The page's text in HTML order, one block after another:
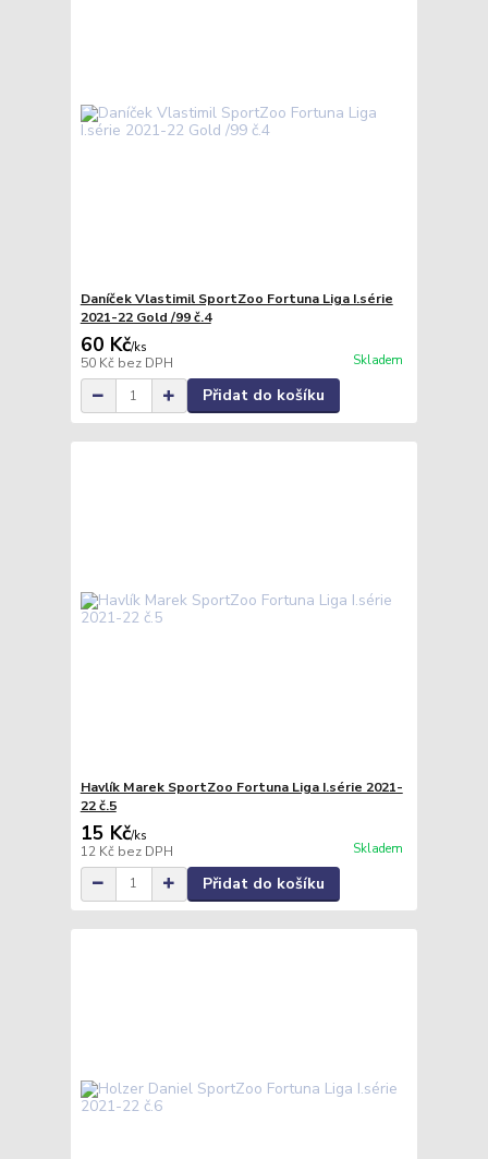
Daníček Vlastimil SportZoo Fortuna Liga I.série
2021-22 Gold /99 č.4
60 Kč/ks
50 Kč bez DPH Skladem
Přidat do košíku
Havlík Marek SportZoo Fortuna Liga I.série 2021-
22 č.5
15 Kč/ks
12 Kč bez DPH Skladem
Přidat do košíku